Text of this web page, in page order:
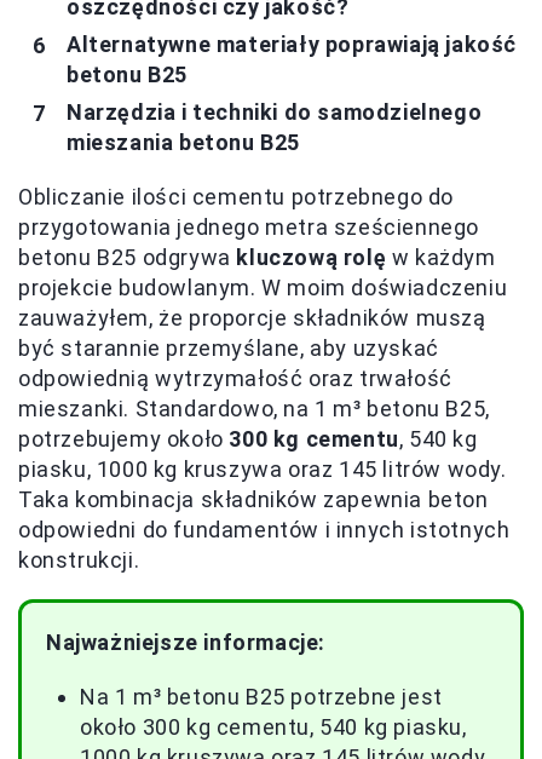
oszczędności czy jakość?
Alternatywne materiały poprawiają jakość
betonu B25
Narzędzia i techniki do samodzielnego
mieszania betonu B25
Obliczanie ilości cementu potrzebnego do
przygotowania jednego metra sześciennego
betonu B25 odgrywa kluczową rolę w każdym
projekcie budowlanym. W moim doświadczeniu
zauważyłem, że proporcje składników muszą
być starannie przemyślane, aby uzyskać
odpowiednią wytrzymałość oraz trwałość
mieszanki. Standardowo, na 1 m³ betonu B25,
potrzebujemy około 300 kg cementu, 540 kg
piasku, 1000 kg kruszywa oraz 145 litrów wody.
Taka kombinacja składników zapewnia beton
odpowiedni do fundamentów i innych istotnych
konstrukcji.
Najważniejsze informacje:
Na 1 m³ betonu B25 potrzebne jest
około 300 kg cementu, 540 kg piasku,